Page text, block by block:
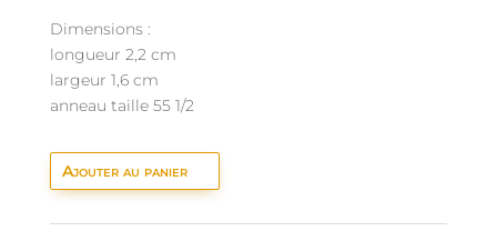
Dimensions :
longueur 2,2 cm
largeur 1,6 cm
anneau taille 55 1/2
Ajouter au panier